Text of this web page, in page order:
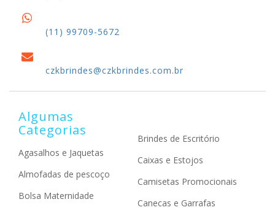
(11) 99709-5672
czkbrindes@czkbrindes.com.br
Algumas
Categorias
Agasalhos e Jaquetas
Almofadas de pescoço
Bolsa Maternidade
Brindes de Escritório
Caixas e Estojos
Camisetas Promocionais
Canecas e Garrafas